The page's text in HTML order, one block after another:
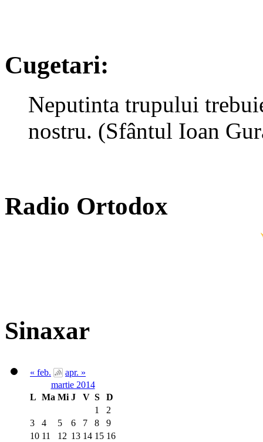
Cugetari:
Neputinta trupului
nostru. (Sfântul Ioan
Radio Ortodox
Sinaxar
« feb.
apr. »
martie 2014
L Ma Mi J V S
D
1
2
3
4 5 6 7 8
9
10 11 12 13 14 15 16